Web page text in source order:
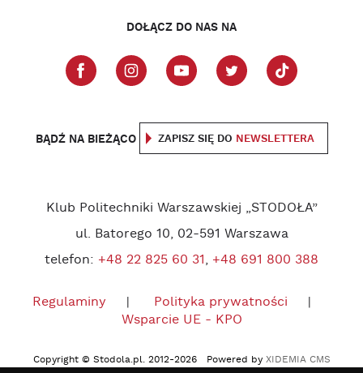
DOŁĄCZ DO NAS NA
BĄDŹ NA BIEŻĄCO ZAPISZ SIĘ DO NEWSLETTERA
Klub Politechniki Warszawskiej „STODOŁA”
ul. Batorego 10, 02-591 Warszawa
telefon: +48 22 825 60 31, +48 691 800 388
Regulaminy
Polityka prywatności
Wsparcie UE - KPO
Copyright © Stodola.pl. 2012-2026 Powered by XIDEMIA CMS